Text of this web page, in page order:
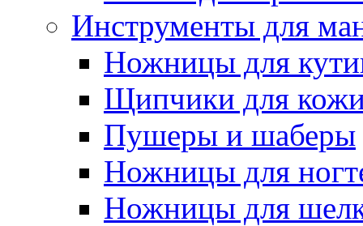
Инструменты для
Ножницы для
Щипчики для
Пушеры и шаберы
Ножницы для
Ножницы для